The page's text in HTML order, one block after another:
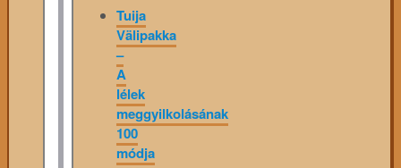
Tuija
Välipakka
–
A
lélek
meggyilkolásának
100
módja